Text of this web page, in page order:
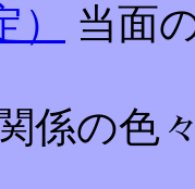
当面
係の色